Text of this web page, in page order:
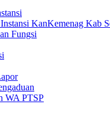
KanKemenag Kab
Fungsi
WA PTSP